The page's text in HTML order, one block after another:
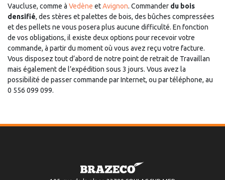
Vaucluse, comme à Vedène etAvignon. Commander du bois
densifié, des stères et palettes de bois, des bûches compressées
et des pellets ne vous posera plus aucune difficulté. En fonction
de vos obligations, il existe deux options pour recevoir votre
commande, à partir du moment où vous avez reçu votre facture.
Vous disposez tout d’abord de notre point de retrait de Travaillan
mais également de l’expédition sous 3 jours. Vous avez la
possibilité de passer commande par Internet, ou par téléphone, au
0 556 099 099.